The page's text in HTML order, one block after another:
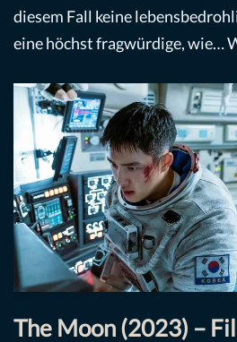
diesem Fall keine
eine höchst fragwürdige, wie…
The Moon (2023) –